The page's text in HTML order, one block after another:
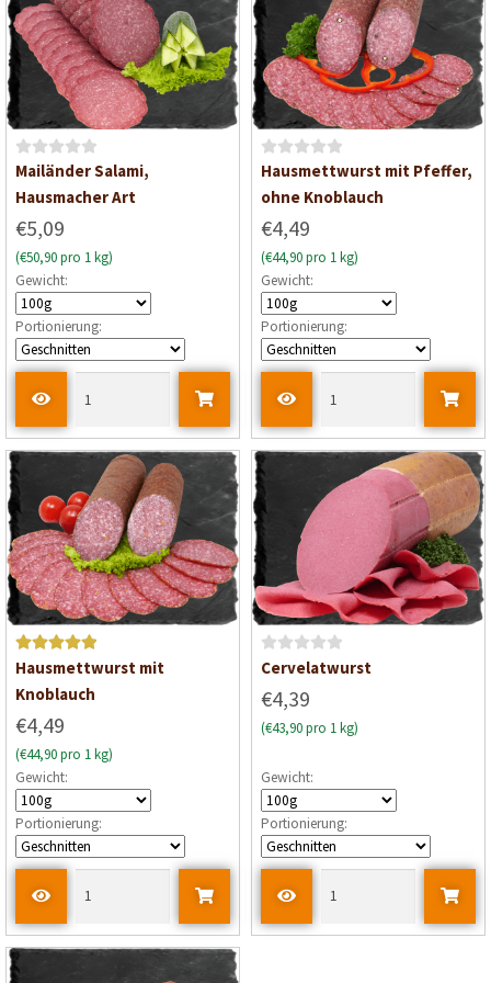
n
5
n
B
e
e
r
t
e
t
m
i
v
o
n
5
Mailänder Salami,
Hausmacher Art
€5,09
(€50,90 pro 1 kg)
Gewicht:
Portionierung:
B
e
r
t
e
t
m
i
v
o
n
5
Hausmettwurst mit Pfeffer,
ohne Knoblauch
€4,49
(€44,90 pro 1 kg)
Gewicht:
Portionierung:
Bewertet mit
5von 5
Hausmettwurst mit
Knoblauch
€4,49
(€44,90 pro 1 kg)
Gewicht:
Portionierung:
B
w
e
t
e
t
m
i
v
Cervelatwurst
€4,39
(€43,90 pro 1 kg)
Gewicht:
Portionierung: